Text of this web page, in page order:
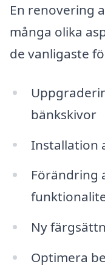
En renovering
många olika
de vanligaste
bänkskivor
Installation
Förändring
Ny
Optimera